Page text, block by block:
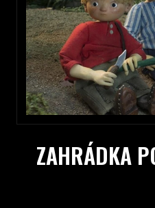
ZAHRÁDKA